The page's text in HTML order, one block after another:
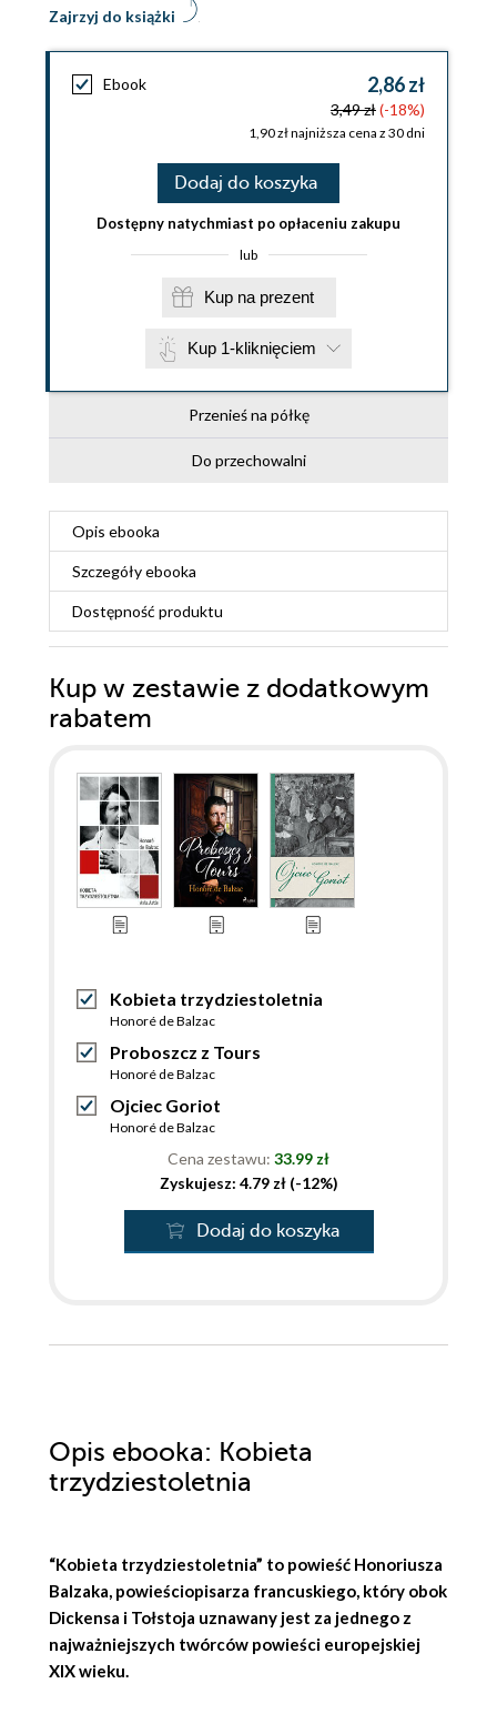
Zajrzyj do książki
Ebook 2,86 zł
3,49 zł(-18%)
1,90 zł najniższa cena z 30 dni
Dodaj do koszyka
Dostępny natychmiast po opłaceniu zakupu
lub
Kup na prezent
Kup 1-kliknięciem
Przenieś na półkę
Do przechowalni
Opis ebooka
Szczegółyebooka
Dostępność produktu
Kup w zestawie z dodatkowym
rabatem
Kobieta trzydziestoletnia
Honoré de Balzac
Proboszcz z Tours
Honoré de Balzac
Ojciec Goriot
Honoré de Balzac
Cena zestawu: 33.99 zł
Zyskujesz: 4.79 zł (-12%)
Dodaj do koszyka
Opis ebooka: Kobieta
trzydziestoletnia
“Kobieta trzydziestoletnia” to powieść Honoriusza
Balzaka, powieściopisarza francuskiego, który obok
Dickensa i Tołstoja uznawany jest za jednego z
najważniejszych twórców powieści europejskiej
XIX wieku.